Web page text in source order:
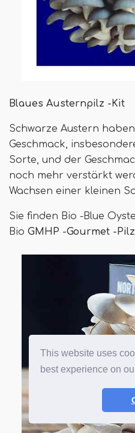
This website uses
best experience on
Blaues Austernpilz -Kit
Schwarze Austern
Geschmack,
Sorte, und der
noch mehr verstärkt
Wachsen einer kleinen
Sie finden Bio -Blue
Bio GMHP -Gourmet -